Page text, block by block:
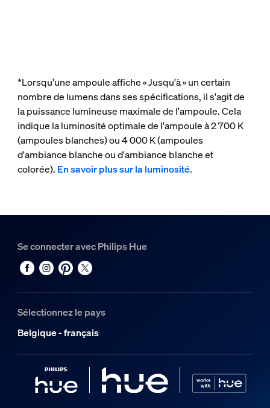
*Lorsqu'une ampoule affiche « Jusqu'à » un certain
nombre de lumens dans ses spécifications, il s'agit de
la puissance lumineuse maximale de l'ampoule. Cela
indique la luminosité optimale de l'ampoule à 2 700 K
(ampoules blanches) ou 4 000 K (ampoules
d'ambiance blanche ou d'ambiance blanche et
colorée). En savoir plus sur la luminosité.
Se connecter avec Philips Hue
Sélectionnez le pays
Belgique - français